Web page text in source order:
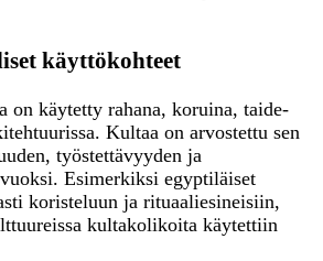
käyttökohteet
on käytetty rahana, koruina, taide-
Kultaa on arvostettu sen
työstettävyyden ja
Esimerkiksi egyptiläiset
koristeluun ja rituaaliesineisiin,
kultakolikoita käytettiin